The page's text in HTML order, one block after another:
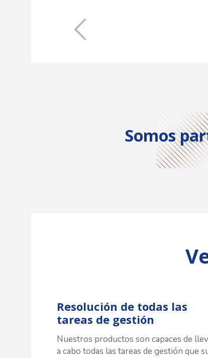
Somos
Resolución de todas las
tareas de gestión
Nuestros productos son capaces de
a cabo todas las tareas de gestión que